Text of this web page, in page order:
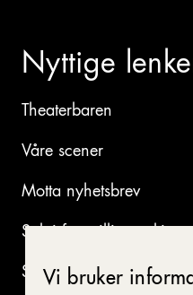
Nyttige
Theaterbaren
Våre scener
Motta nyhetsbrev
Søk i forestillingsarkivet
Se ledige stillinger
Vi bruker